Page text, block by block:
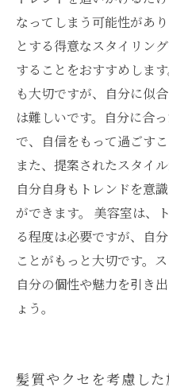
なってしまう可能性があ
とする得意なスタイリン
することをおすすめしま
も大切ですが、自分に似
は難しいです。自分に合
で、自信をもって過ごす
また、提案されたスタイ
自分自身もトレンドを意
ができます。 美容室は、
る程度は必要ですが、自
ことがもっと大切です。
自分の個性や魅力を引き
ょう。
髪質やクセを考慮した